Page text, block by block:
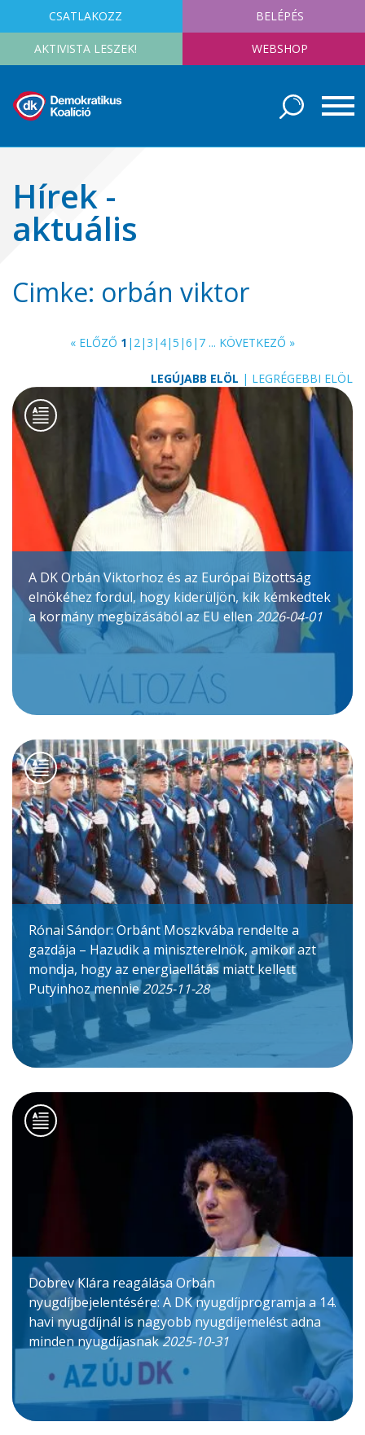
CSATLAKOZZ BELÉPÉS
AKTIVISTA LESZEK! WEBSHOP
Hírek -
aktuális
Cimke: orbán viktor
« ELŐZŐ 1 | 2|3 | 4|5 |6 | 7 ... KÖVETKEZŐ »
LEGÚJABB ELÖL | LEGRÉGEBBI ELÖL
A DK Orbán Viktorhoz és az Európai Bizottság
elnökéhez fordul, hogy kiderüljön, kik kémkedtek
a kormány megbízásából az EU ellen 2026-04-01
Rónai Sándor: Orbánt Moszkvába rendelte a
gazdája – Hazudik a miniszterelnök, amikor azt
mondja, hogy az energiaellátás miatt kellett
Putyinhoz mennie2025-11-28
Dobrev Klára reagálása Orbán
nyugdíjbejelentésére: A DK nyugdíjprogramja a 14.
havi nyugdíjnál is nagyobb nyugdíjemelést adna
minden nyugdíjasnak2025-10-31